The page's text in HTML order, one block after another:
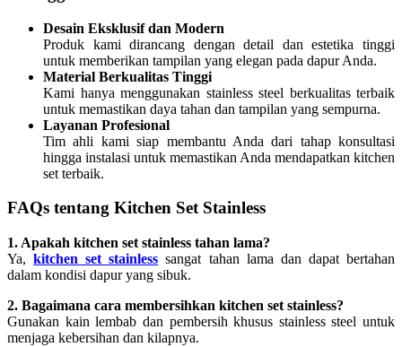
Desain Eksklusif dan Modern
Produk kami dirancang dengan detail dan estetika tinggi
untuk memberikan tampilan yang elegan pada dapur Anda.
Material Berkualitas Tinggi
Kami hanya menggunakan stainless steel berkualitas terbaik
untuk memastikan daya tahan dan tampilan yang sempurna.
Layanan Profesional
Tim ahli kami siap membantu Anda dari tahap konsultasi
hingga instalasi untuk memastikan Anda mendapatkan kitchen
set terbaik.
FAQs tentang Kitchen Set Stainless
1. Apakah kitchen set stainless tahan lama?
Ya,kitchen set stainless sangat tahan lama dan dapat bertahan
dalam kondisi dapur yang sibuk.
2. Bagaimana cara membersihkan kitchen set stainless?
Gunakan kain lembab dan pembersih khusus stainless steel untuk
menjaga kebersihan dan kilapnya.